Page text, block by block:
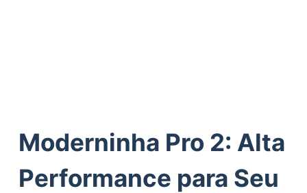
Moderninha Pro 2: Alta
Performance para Seu